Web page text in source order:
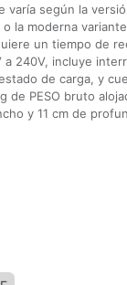
varía según la
la moderna
un tiempo de
a 240V, incluye
de carga, y
PESO bruto
y 11 cm de